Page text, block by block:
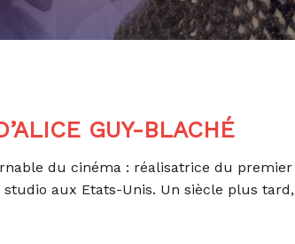
GUY-BLACHÉ
du cinéma : réalisatrice du premier
aux Etats-Unis. Un siècle plus tard,